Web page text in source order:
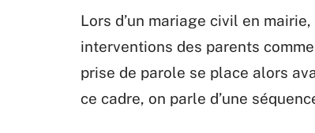
Lors d’un mariage civil en
interventions des parents
prise de parole se place alors
ce cadre, on parle d’une